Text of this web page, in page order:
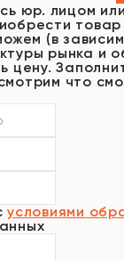
юр. лицом или
товар
(в
рынка и
цену.
что
условиями